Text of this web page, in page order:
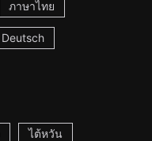
ภาษาไทย
Deutsch
ไต้หวัน